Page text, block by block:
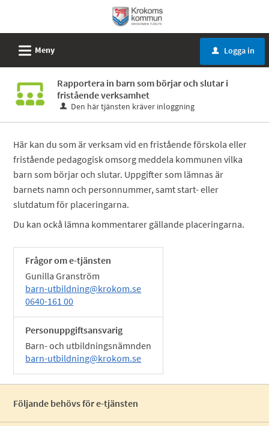
tjänster
Krokoms
kommun
L Meny u Logga in
Rapportera in barn som börjar och slutar i
fristående verksamhet
Den här tjänsten kräver inloggning
Här kan du som är verksam vid en fristående förskola eller
fristående pedagogisk omsorg meddela kommunen vilka
barn som börjar och slutar. Uppgifter som lämnas är
barnets namn och personnummer, samt start- eller
slutdatum för placeringarna.
Du kan ockå lämna kommentarer gällande placeringarna.
Frågor om e-tjänsten
Gunilla Granström
barn-utbildning@krokom.se
0640-161 00
Personuppgiftsansvarig
Barn- och utbildningsnämnden
barn-utbildning@krokom.se
Följande behövs för e-tjänsten